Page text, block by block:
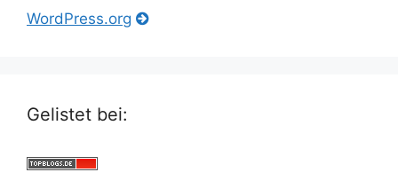
WordPress.org
Gelistet bei: